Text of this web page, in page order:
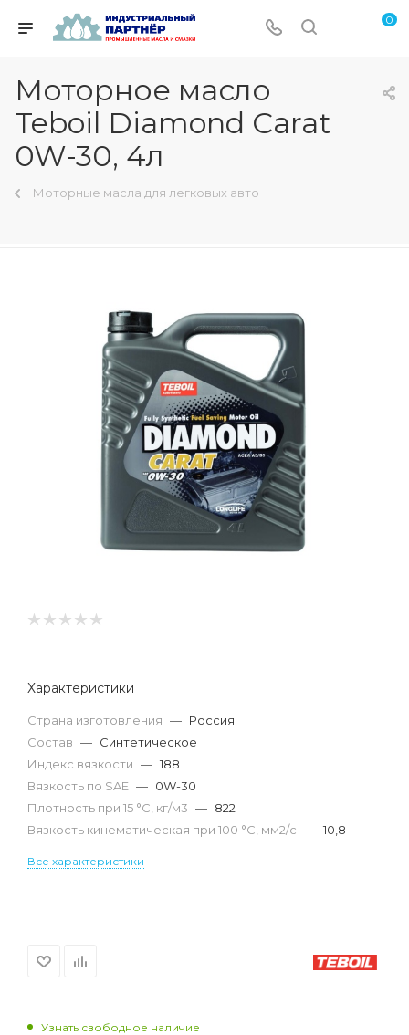
0
Моторное масло
Teboil Diamond Carat
0W-30, 4л
Моторные масла для легковых авто
Характеристики
Страна изготовления — Россия
Состав — Синтетическое
Индекс вязкости — 188
Вязкость по SAE — 0W-30
Плотность при 15 °С, кг/м3 — 822
Вязкость кинематическая при 100 °С, мм2/с — 10,8
Все характеристики
Узнать свободное наличие